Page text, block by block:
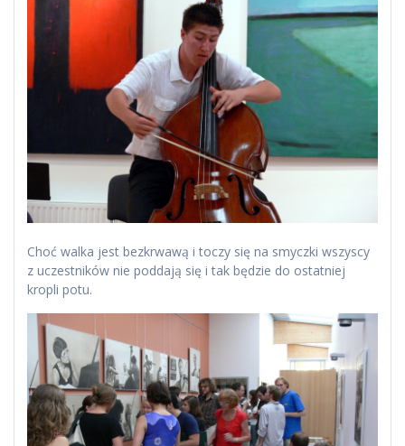
Choć walka jest bezkrwawą i toczy się na smyczki wszyscy
z uczestników nie poddają się i tak będzie do ostatniej
kropli potu.